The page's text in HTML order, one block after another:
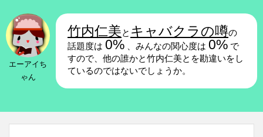
エーアイち
ゃん
竹内仁美と キャバクラの噂の
話題度は 0% 、みんなの関心度は 0% で
すので、他の誰かと竹内仁美とを勘違いをし
ているのではないでしょうか。